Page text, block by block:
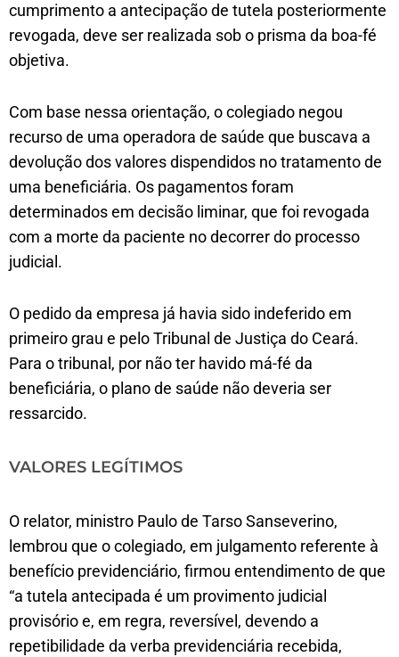
cumprimento a antecipação de tutela posteriormente
revogada, deve ser realizada sob o prisma da boa-fé
objetiva.
Com base nessa orientação, o colegiado negou
recurso de uma operadora de saúde que buscava a
devolução dos valores dispendidos no tratamento de
uma beneficiária. Os pagamentos foram
determinados em decisão liminar, que foi revogada
com a morte da paciente no decorrer do processo
judicial.
O pedido da empresa já havia sido indeferido em
primeiro grau e pelo Tribunal de Justiça do Ceará.
Para o tribunal, por não ter havido má-fé da
beneficiária, o plano de saúde não deveria ser
ressarcido.
VALORES LEGÍTIMOS
O relator, ministro Paulo de Tarso Sanseverino,
lembrou que o colegiado, em julgamento referente à
benefício previdenciário, firmou entendimento de que
“a tutela antecipada é um provimento judicial
provisório e, em regra, reversível, devendo a
repetibilidade da verba previdenciária recebida,